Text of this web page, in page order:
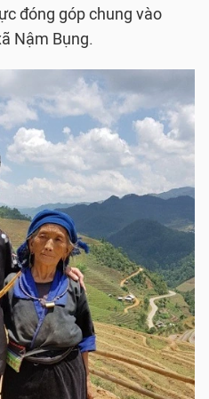
đóng góp chung vào
Nậm Bụng.